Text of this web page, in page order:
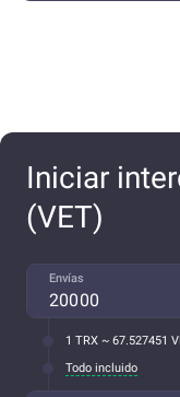
Iniciar
(VET)
Envías
1 TRX ~ 67.527451
Todo incluido